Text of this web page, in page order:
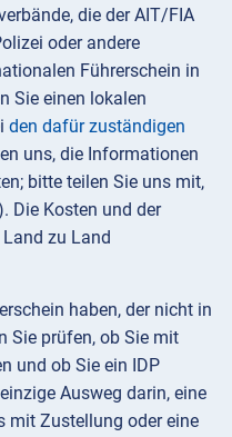
die der AIT/FIA
oder andere
Führerschein in
Sie einen lokalen
den dafür zuständigen
uns, die Informationen
bitte teilen Sie uns mit,
Die Kosten und der
zu Land
haben, der nicht in
Sie prüfen, ob Sie mit
und ob Sie ein IDP
Ausweg darin, eine
mit Zustellung oder eine